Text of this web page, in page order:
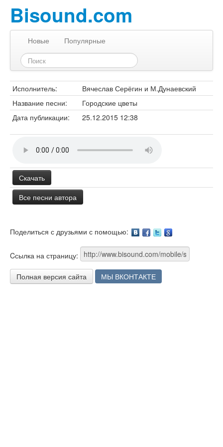
Bisound.com
Новые Популярные
Исполнитель:
Вячеслав Серёгин и М.Дунаевский
Название песни:
Городские цветы
Дата публикации:
25.12.2015 12:38
Скачать
Все песни автора
Поделиться с друзьями с помощью:
Cсылка на страницу:
Полная версия сайта МЫ ВКОНТАКТЕ